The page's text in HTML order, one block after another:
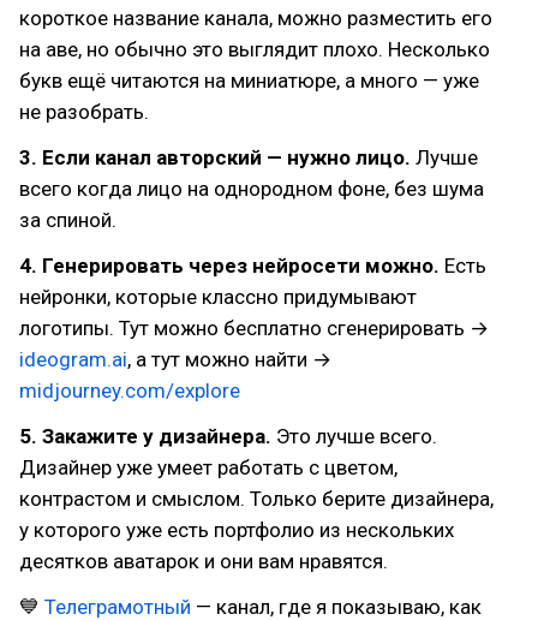
короткое название канала, можно разместить его
на аве, но обычно это выглядит плохо. Несколько
букв ещё читаются на миниатюре, а много — уже
не разобрать.
3. Если канал авторский — нужно лицо. Лучше
всего когда лицо на однородном фоне, без шума
за спиной.
4. Генерировать через нейросети можно. Есть
нейронки, которые классно придумывают
логотипы. Тут можно бесплатно сгенерировать →
ideogram.ai, а тут можно найти →
midjourney.com/explore
5. Закажите у дизайнера. Это лучше всего.
Дизайнер уже умеет работать с цветом,
контрастом и смыслом. Только берите дизайнера,
у которого уже есть портфолио из нескольких
десятков аватарок и они вам нравятся.
💙 Телеграмотный — канал, где я показываю, как